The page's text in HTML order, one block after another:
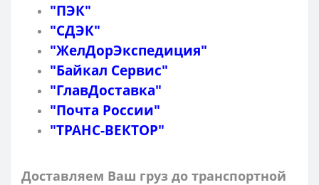
"ПЭК"
"СДЭК"
"ЖелДорЭкспедиция"
"Байкал Сервис"
"ГлавДоставка"
"Почта России"
"ТРАНС-ВЕКТОР"
Доставляем Ваш груз до транспортной